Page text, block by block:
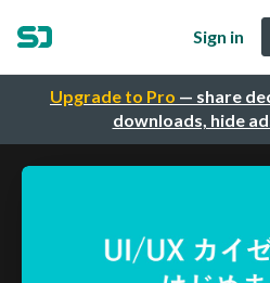
Upgrade to Pro — share
downloads, hide
Sign in